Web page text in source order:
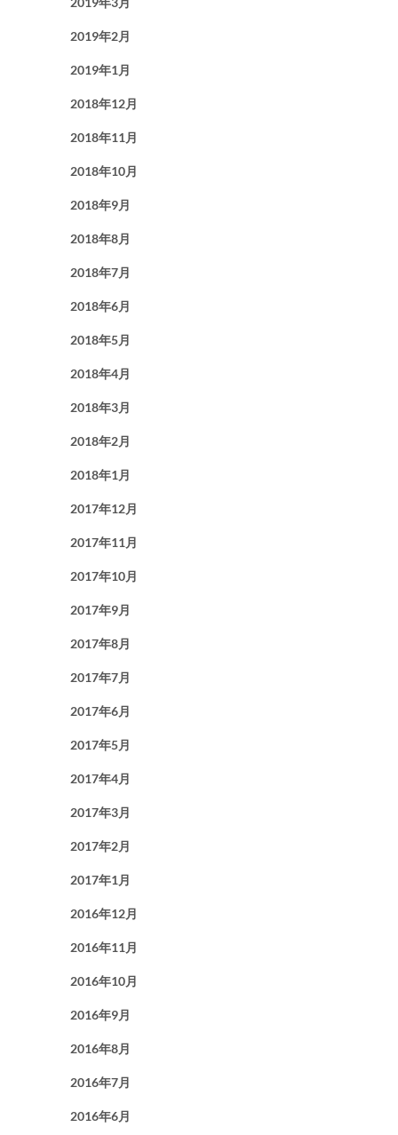
2019年2月
2019年1月
2018年12月
2018年11月
2018年10月
2018年9月
2018年8月
2018年7月
2018年6月
2018年5月
2018年4月
2018年3月
2018年2月
2018年1月
2017年12月
2017年11月
2017年10月
2017年9月
2017年8月
2017年7月
2017年6月
2017年5月
2017年4月
2017年3月
2017年2月
2017年1月
2016年12月
2016年11月
2016年10月
2016年9月
2016年8月
2016年7月
2016年6月